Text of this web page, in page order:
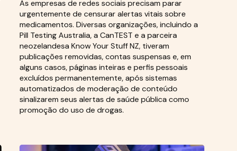
As empresas de redes sociais precisam parar
urgentemente de censurar alertas vitais sobre
medicamentos. Diversas organizações, incluindo a
Pill Testing Australia, a CanTEST e a parceira
neozelandesa Know Your Stuff NZ, tiveram
publicações removidas, contas suspensas e, em
alguns casos, páginas inteiras e perfis pessoais
excluídos permanentemente, após sistemas
automatizados de moderação de conteúdo
sinalizarem seus alertas de saúde pública como
promoção do uso de drogas.